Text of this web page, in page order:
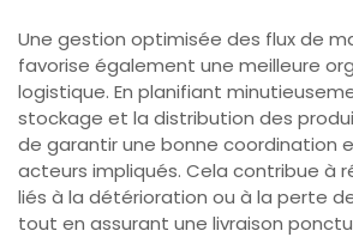
Une gestion optimisée des flux de
favorise également une meilleure
logistique. En planifiant
stockage et la distribution des
de garantir une bonne coordination
acteurs impliqués. Cela contribue à
liés à la détérioration ou à la perte
tout en assurant une livraison